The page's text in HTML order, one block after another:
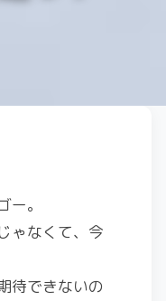
。
ゃなくて、今
待できないの